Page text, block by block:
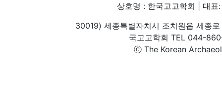
상호명 : 한국고고학회 | 대
30019) 세종특별자치시 조치원읍 세종
국고고학회 TEL 044-
ⓒ The Korean